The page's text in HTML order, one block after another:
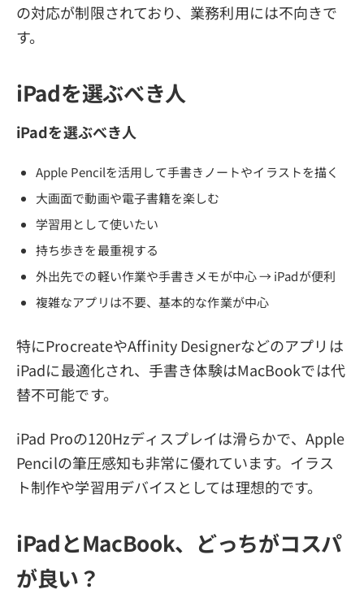
の対応が制限されており、業務利用には不向きで
す。
iPadを選ぶべき人
iPadを選ぶべき人
Apple Pencilを活用して手書きノートやイラストを描く
大画面で動画や電子書籍を楽しむ
学習用として使いたい
持ち歩きを最重視する
外出先での軽い作業や手書きメモが中心 → iPadが便利
複雑なアプリは不要、基本的な作業が中心
特にProcreateやAffinity Designerなどのアプリは
iPadに最適化され、手書き体験はMacBookでは代
替不可能です。
iPad Proの120Hzディスプレイは滑らかで、Apple
Pencilの筆圧感知も非常に優れています。イラス
ト制作や学習用デバイスとしては理想的です。
iPadとMacBook、どっちがコスパ
が良い？